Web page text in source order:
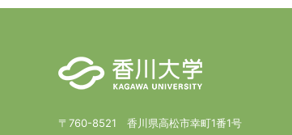
〒760-8521 香川県高松市幸町1番1号